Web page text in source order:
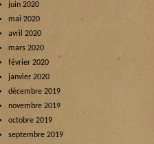
juin 2020
mai 2020
avril 2020
mars 2020
février 2020
janvier 2020
décembre 2019
novembre 2019
octobre 2019
septembre 2019